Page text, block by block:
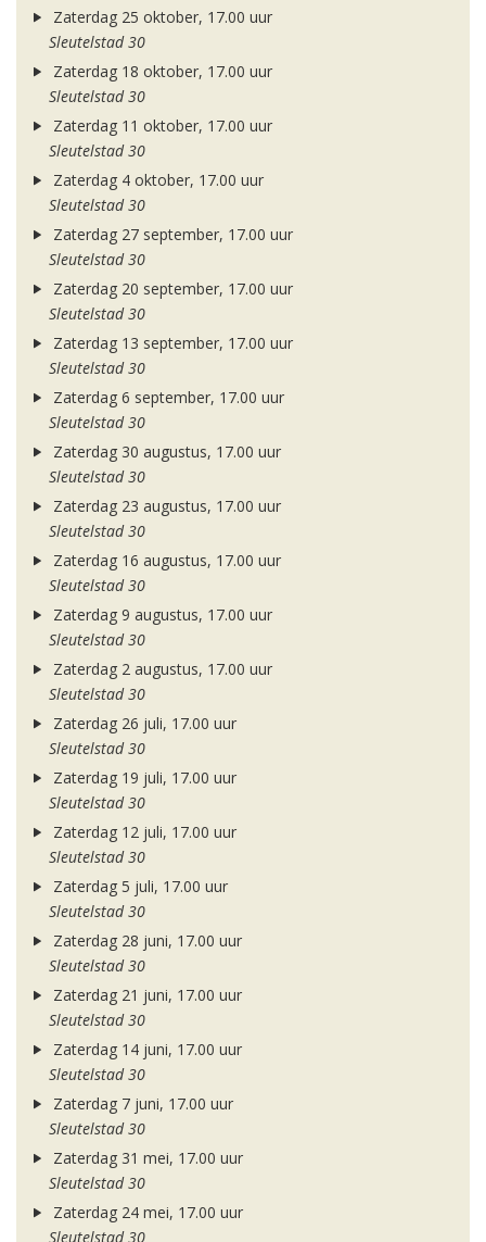
Zaterdag 25 oktober, 17.00 uur
Sleutelstad 30
Zaterdag 18 oktober, 17.00 uur
Sleutelstad 30
Zaterdag 11 oktober, 17.00 uur
Sleutelstad 30
Zaterdag 4 oktober, 17.00 uur
Sleutelstad 30
Zaterdag 27 september, 17.00 uur
Sleutelstad 30
Zaterdag 20 september, 17.00 uur
Sleutelstad 30
Zaterdag 13 september, 17.00 uur
Sleutelstad 30
Zaterdag 6 september, 17.00 uur
Sleutelstad 30
Zaterdag 30 augustus, 17.00 uur
Sleutelstad 30
Zaterdag 23 augustus, 17.00 uur
Sleutelstad 30
Zaterdag 16 augustus, 17.00 uur
Sleutelstad 30
Zaterdag 9 augustus, 17.00 uur
Sleutelstad 30
Zaterdag 2 augustus, 17.00 uur
Sleutelstad 30
Zaterdag 26 juli, 17.00 uur
Sleutelstad 30
Zaterdag 19 juli, 17.00 uur
Sleutelstad 30
Zaterdag 12 juli, 17.00 uur
Sleutelstad 30
Zaterdag 5 juli, 17.00 uur
Sleutelstad 30
Zaterdag 28 juni, 17.00 uur
Sleutelstad 30
Zaterdag 21 juni, 17.00 uur
Sleutelstad 30
Zaterdag 14 juni, 17.00 uur
Sleutelstad 30
Zaterdag 7 juni, 17.00 uur
Sleutelstad 30
Zaterdag 31 mei, 17.00 uur
Sleutelstad 30
Zaterdag 24 mei, 17.00 uur
Sleutelstad 30